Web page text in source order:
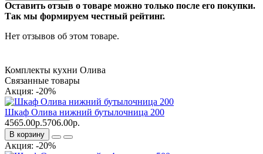
Оставить отзыв о товаре можно только после его покупки.
Так мы формируем честный рейтинг.
Нет отзывов об этом товаре.
Комплекты кухни Олива
Связанные товары
Акция: -20%
Шкаф Олива нижний бутылочница 200
4565.00р.5706.00р.
В корзину
Акция: -20%